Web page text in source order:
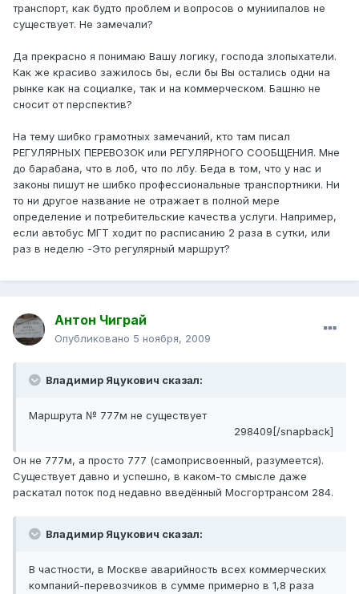
транспорт, как будто проблем и вопросов о муниипалов не
существует. Не замечали?
Да прекрасно я понимаю Вашу логику, господа злопыхатели.
Как же красиво зажилось бы, если бы Вы остались одни на
рынке как на социалке, так и на коммерческом. Башню не
сносит от перспектив?
На тему шибко грамотных замечаний, кто там писал
РЕГУЛЯРНЫХ ПЕРЕВОЗОК или РЕГУЛЯРНОГО СООБЩЕНИЯ. Мне
до барабана, что в лоб, что по лбу. Беда в том, что у нас и
законы пишут не шибко профессиональные транспортники. Ни
то ни другое название не отражает в полной мере
определение и потребительские качества услуги. Например,
если автобус МГТ ходит по расписанию 2 раза в сутки, или
раз в неделю -Это регулярный маршрут?
Антон Чиграй
Опубликовано 5 ноября, 2009
Владимир Яцукович сказал:
Маршрута № 777м не существует
298409[/snapback]
Он не 777м, а просто 777 (самоприсвоенный, разумеется).
Существует давно и успешно, в каком-то смысле даже
раскатал поток под недавно введённый Мосгортрансом 284.
Владимир Яцукович сказал:
В частности, в Москве аварийность всех коммерческих
компаний-перевозчиков в сумме примерно в 1,8 раза